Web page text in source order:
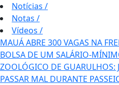
Notícias /
Notas /
Vídeos /
MAUÁ ABRE 300 VAGAS NA
BOLSA DE UM SALÁRIO-
ZOOLÓGICO DE GUARULHOS:
PASSAR MAL DURANTE